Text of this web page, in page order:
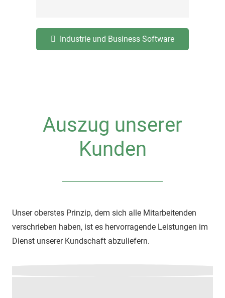
Industrie und Business Software
Auszug unserer
Kunden
Unser oberstes Prinzip, dem sich alle Mitarbeitenden
verschrieben haben, ist es hervorragende Leistungen im
Dienst unserer Kundschaft abzuliefern.